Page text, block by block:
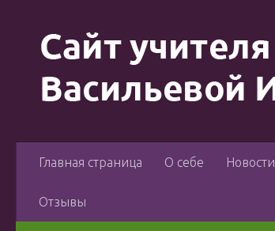
Главная страница О себе Новости
Отзывы